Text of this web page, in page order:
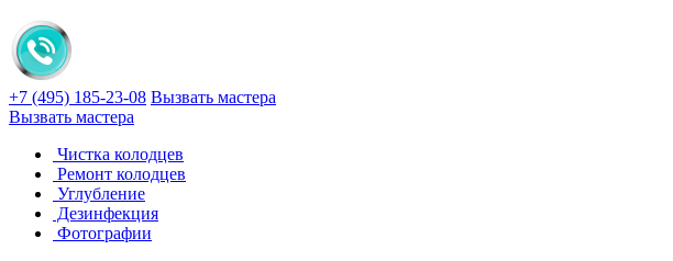
+7 (495) 185-23-08 Вызвать мастера
Вызвать мастера
Чистка колодцев
Ремонт колодцев
Углубление
Дезинфекция
Фотографии